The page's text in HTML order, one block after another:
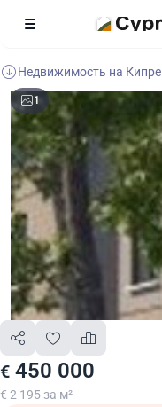
Недвижимость на Кипре
1
€ 450 000
€ 2 195 за м²